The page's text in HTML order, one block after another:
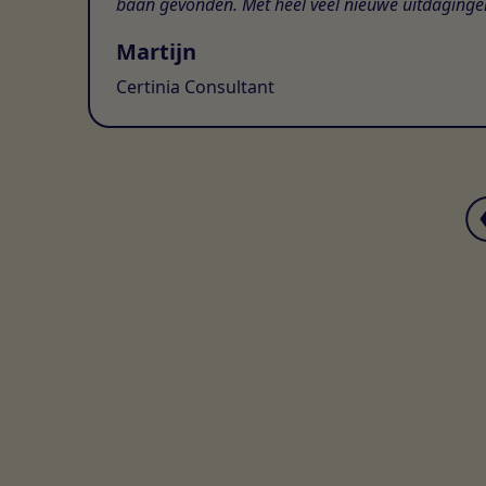
Martijn
Certinia Consultant